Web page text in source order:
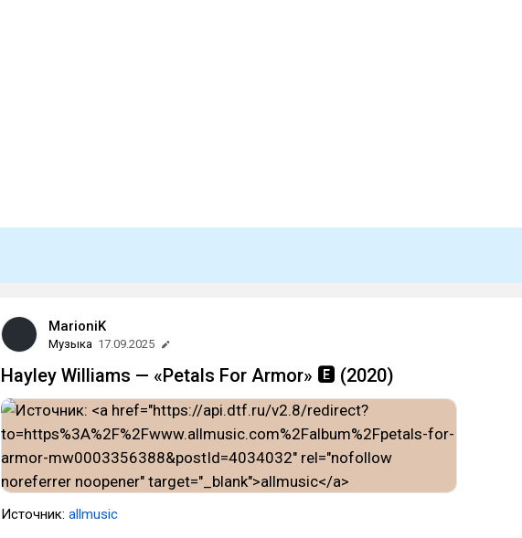
MarioniK
Музыка 17.09.2025
Hayley Williams — «Petals For Armor» 🅴 (2020)
Источник: allmusic